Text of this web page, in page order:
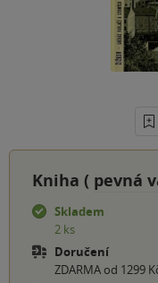
Kniha ( pevná
Skladem
2 ks
Doručení
ZDARMA od 1299